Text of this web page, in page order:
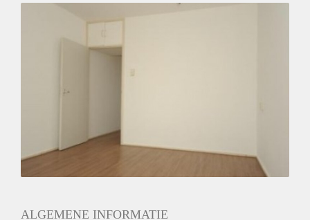
Onbepaalde termijn
ALGEMENE INFORMATIE